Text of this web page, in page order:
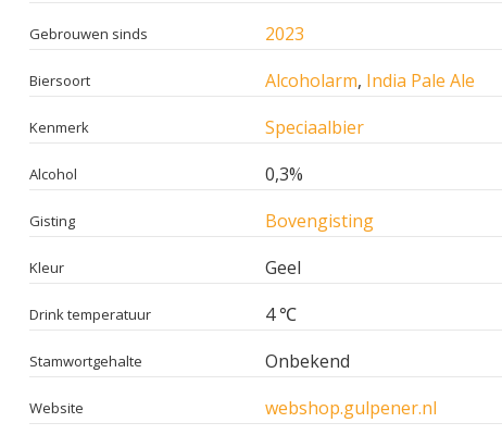
Gebrouwen sinds 2023
Biersoort Alcoholarm, India Pale Ale
Kenmerk Speciaalbier
Alcohol 0,3%
Gisting Bovengisting
Kleur Geel
Drink temperatuur 4 ℃
Stamwortgehalte Onbekend
Website webshop.gulpener.nl